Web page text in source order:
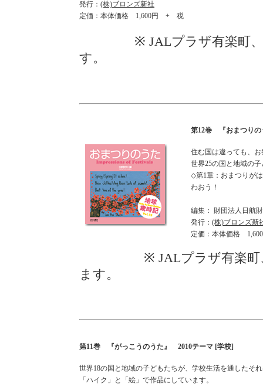
発行： (株)ブロンズ新社
定価：本体価格 1,600円 + 税
※ JALプラザ有楽町、一
す。
第12巻 『おまつり
住む国は違っても、
世界25の国と地域の
◇第1章：おまつりが
わおう！
編集： 財団法人日航
発行： (株)ブロンズ新
定価：本体価格
※ JALプラザ有楽町、一
ます。
第11巻 『がっこうのうた』 2010テーマ [学校]
世界18の国と地域の子どもたちが、学校生活を通したそ
「ハイク」と「絵」で作品にしています。